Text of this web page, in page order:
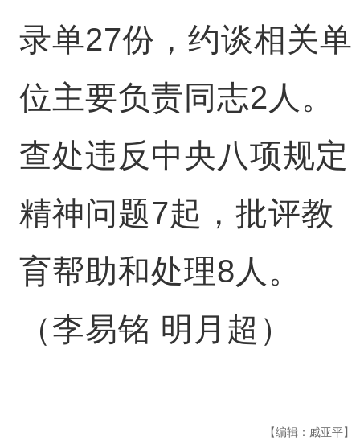
录单27份，约谈相关单
位主要负责同志2人。
查处违反中央八项规定
精神问题7起，批评教
育帮助和处理8人。
（李易铭 明月超）
【编辑：戚亚平】